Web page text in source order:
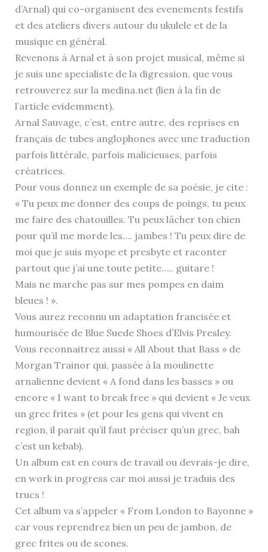
d’Arnal) qui co-organisent des evenements festifs
et des ateliers divers autour du ukulele et de la
musique en général.
Revenons à Arnal et à son projet musical, même si
je suis une specialiste de la digression, que vous
retrouverez sur la medina.net (lien à la fin de
l’article evidemment).
Arnal Sauvage, c’est, entre autre, des reprises en
français de tubes anglophones avec une traduction
parfois littérale, parfois malicieuses, parfois
créatrices.
Pour vous donnez un exemple de sa poésie, je cite :
« Tu peux me donner des coups de poings, tu peux
me faire des chatouilles. Tu peux lâcher ton chien
pour qu’il me morde les…. jambes ! Tu peux dire de
moi que je suis myope et presbyte et raconter
partout que j’ai une toute petite….. guitare !
Mais ne marche pas sur mes pompes en daim
bleues ! ».
Vous aurez reconnu un adaptation francisée et
humourisée de Blue Suede Shoes d’Elvis Presley.
Vous reconnaitrez aussi « All About that Bass » de
Morgan Trainor qui, passée à la moulinette
arnalienne devient « A fond dans les basses » ou
encore « I want to break free » qui devient « Je veux
un grec frites » (et pour les gens qui vivent en
region, il parait qu’il faut préciser qu’un grec, bah
c’est un kebab).
Un album est en cours de travail ou devrais-je dire,
en work in progress car moi aussi je traduis des
trucs !
Cet album va s’appeler « From London to Bayonne »
car vous reprendrez bien un peu de jambon, de
grec frites ou de scones.